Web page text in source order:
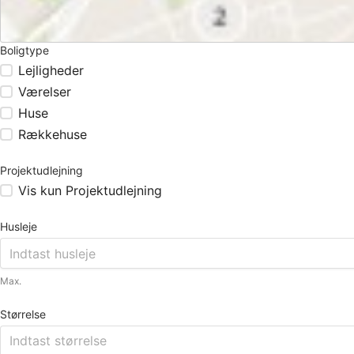
Boligtype
Lejligheder
Værelser
Huse
Rækkehuse
Projektudlejning
Vis kun Projektudlejning
Husleje
Max.
Størrelse